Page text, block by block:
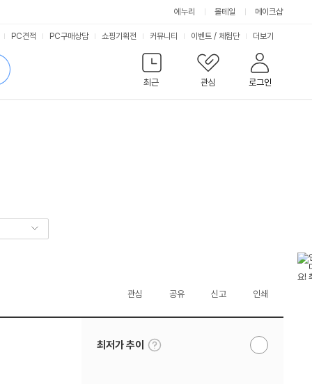
에누리 몰테일 메이크샵
최근
관심 로그인
PC견적 PC구매상담 쇼핑기획전 커뮤니티 이벤트 / 체험단 서
비
스
더보기
관심 공유 신고 인쇄
최저가 추이
툴
팁
알